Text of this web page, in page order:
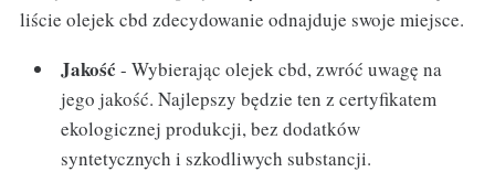
liście olejek cbd zdecydowanie odnajduje swoje miejsce.
Jakość - Wybierając olejek cbd, zwróć uwagę na
jego jakość. Najlepszy będzie ten z certyfikatem
ekologicznej produkcji, bez dodatków
syntetycznych i szkodliwych substancji.